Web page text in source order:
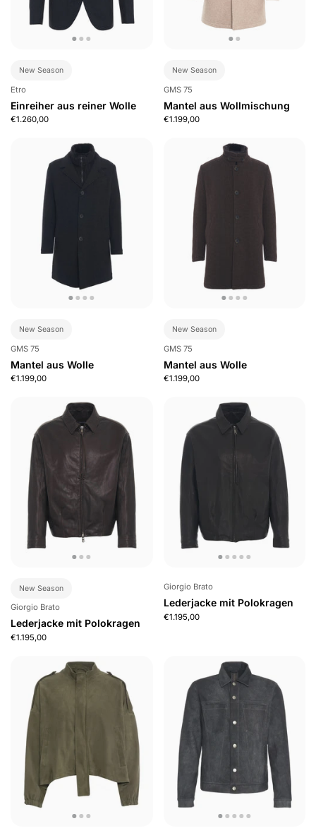
New Season
Etro
Einreiher aus reiner Wolle
€1.260,00
New Season
GMS 75
Mantel aus Wollmischung
€1.199,00
New Season
GMS 75
Mantel aus Wolle
€1.199,00
New Season
GMS 75
Mantel aus Wolle
€1.199,00
New Season
Giorgio Brato
Lederjacke mit Polokragen
€1.195,00
Giorgio Brato
Lederjacke mit Polokragen
€1.195,00